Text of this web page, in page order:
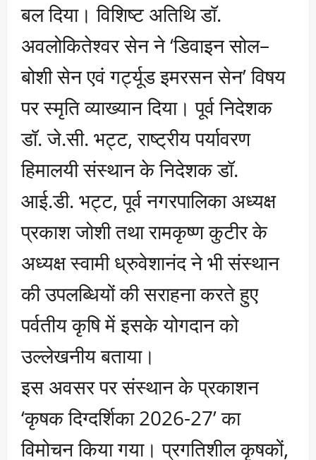
बल दिया। विशिष्ट अतिथि डॉ.
अवलोकितेश्वर सेन ने ‘डिवाइन सोल–
बोशी सेन एवं गर्ट्यूड इमरसन सेन’ विषय
पर स्मृति व्याख्यान दिया। पूर्व निदेशक
डॉ. जे.सी. भट्ट, राष्ट्रीय पर्यावरण
हिमालयी संस्थान के निदेशक डॉ.
आई.डी. भट्ट, पूर्व नगरपालिका अध्यक्ष
प्रकाश जोशी तथा रामकृष्ण कुटीर के
अध्यक्ष स्वामी ध्रुवेशानंद ने भी संस्थान
की उपलब्धियों की सराहना करते हुए
पर्वतीय कृषि में इसके योगदान को
उल्लेखनीय बताया।
इस अवसर पर संस्थान के प्रकाशन
‘कृषक दिग्दर्शिका 2026-27’ का
विमोचन किया गया। प्रगतिशील कृषकों,